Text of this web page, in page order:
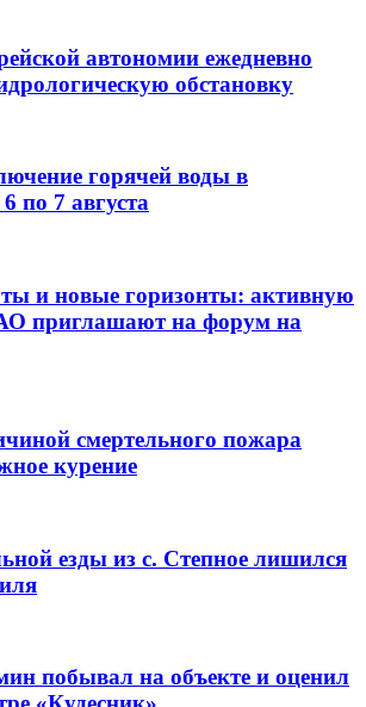
автономии ежедневно
обстановку
горячей воды в
по 7 августа
и новые горизонты: активную
приглашают на форум на
смертельного пожара
курение
езды из с. Степное лишился
побывал на объекте и оценил